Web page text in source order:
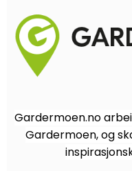
Gardermoen.no
Gardermoen, og